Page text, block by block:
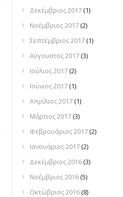
Δεκέμβριος 2017(1)
Νοέμβριος 2017(2)
Σεπτέμβριος 2017(1)
Αύγουστος 2017(3)
Ιούλιος 2017(2)
Ιούνιος 2017(1)
Απρίλιος 2017(1)
Μάρτιος 2017(3)
Φεβρουάριος 2017(2)
Ιανουάριος 2017(2)
Δεκέμβριος 2016(3)
Νοέμβριος 2016(5)
Οκτώβριος 2016(8)